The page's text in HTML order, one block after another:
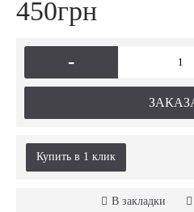
450грн
-
Купить в 1 клик
В закладки